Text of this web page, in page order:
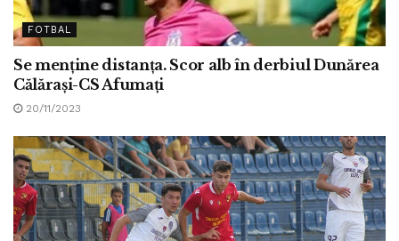
FOTBAL
Se menține distanța. Scor alb în derbiul Dunărea
Călărași-CS Afumați
20/11/2023